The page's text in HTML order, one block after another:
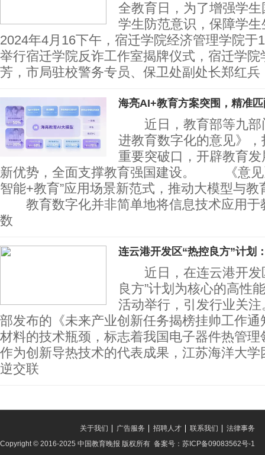
全教育日，为了增强学
学生防范意识，保障学
2024年4月16下午，宿迁学院经济管理学院于
举行宿迁学院反诈工作室揭牌仪式，宿迁学
芳，市局驻校警务专员、保卫处副处长郑红
海亮AI+教育方案突围，精准
近日，教育部等九部
进教育数字化的意见》
重要突破口，开辟教育
新优势，全面支撑教育强国建设。 《意见
智能+教育”应用场景新范式，推动大模型与
教育数字化并非简单地将信息技术应用于
数
连云港开发区“热控良方”计划
近日，在连云港开发
良方”计划为核心的高性
活动举行，引发行业关
部发布的《未来产业创新任务揭榜挂帅工作
材料的技术瓶颈，标志着我国电子器件热管
作为创新导热技术的代表成果，江苏海洋大学
逆交联
法律事务
联系我们
招聘人才
广告服务
关于我们
Copyright © 2016-2025 中国教育晚报 版权所有 备案号：苏ICP备09083562号-1